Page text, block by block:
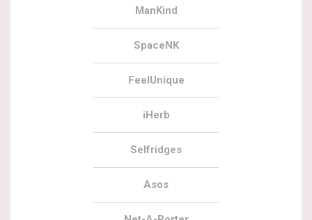
ManKind
SpaceNK
FeelUnique
iHerb
Selfridges
Asos